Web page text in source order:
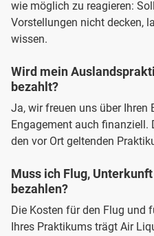
wie möglich zu reagieren:
Vorstellungen nicht decken,
wissen.
Wird mein
bezahlt?
Ja, wir freuen uns über Ihren
Engagement auch finanziell.
den vor Ort geltenden
Muss ich Flug,
bezahlen?
Die Kosten für den Flug und
Ihres Praktikums trägt Air